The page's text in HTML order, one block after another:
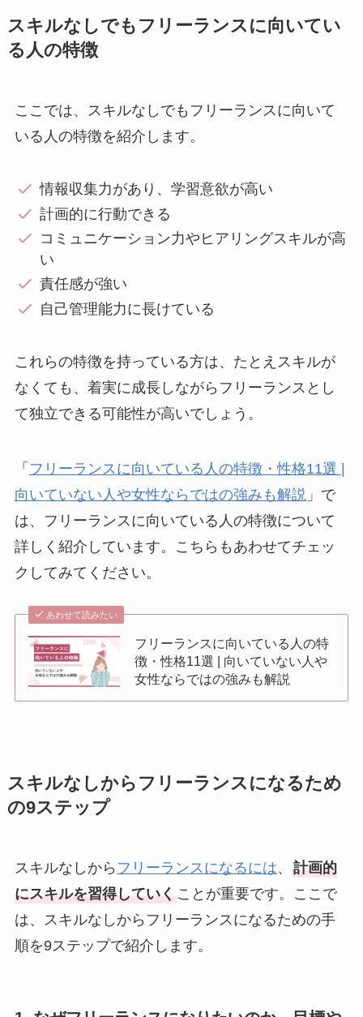
スキルなしでもフリーランスに向いてい
る人の特徴
ここでは、スキルなしでもフリーランスに向いて
いる人の特徴を紹介します。
情報収集力があり、学習意欲が高い
計画的に行動できる
コミュニケーション力やヒアリングスキルが高
い
責任感が強い
自己管理能力に長けている
これらの特徴を持っている方は、たとえスキルが
なくても、着実に成長しながらフリーランスとし
て独立できる可能性が高いでしょう。
「 フリーランスに向いている人の特徴・性格11選 |
向いていない人や女性ならではの強みも解説 」で
は、フリーランスに向いている人の特徴について
詳しく紹介しています。こちらもあわせてチェッ
クしてみてください。
あわせて読みたい
フリーランスに向いている人の特
徴・性格11選 | 向いていない人や
女性ならではの強みも解説
スキルなしからフリーランスになるため
の9ステップ
スキルなしから フリーランスになるには、 計画的
にスキルを習得していくことが重要です。ここで
は、スキルなしからフリーランスになるための手
順を9ステップで紹介します。